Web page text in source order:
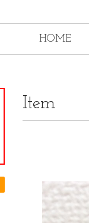
HOME
Item